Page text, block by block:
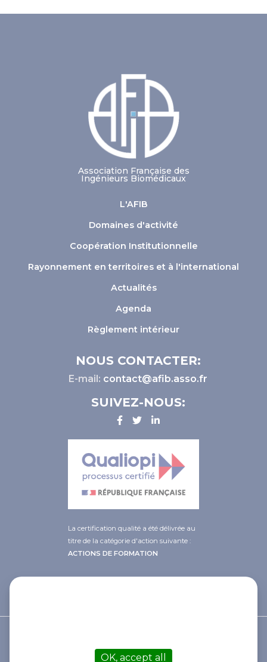
Association Française des
Ingénieurs Biomédicaux
L'AFIB
Domaines d'activité
Coopération Institutionnelle
Rayonnement en territoires et à l'international
Actualités
Agenda
Règlement intérieur
NOUS CONTACTER:
E-mail: contact@afib.asso.fr
SUIVEZ-NOUS:
La certification qualité a été délivrée au
titre de la catégorie d'action suivante :
ACTIONS DE FORMATION
OK, accept all